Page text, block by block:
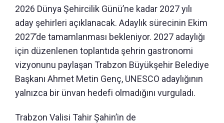
2026 Dünya Şehircilik Günü’ne kadar 2027 yılı
aday şehirleri açıklanacak. Adaylık sürecinin Ekim
2027’de tamamlanması bekleniyor. 2027 adaylığı
için düzenlenen toplantıda şehrin gastronomi
vizyonunu paylaşan Trabzon Büyükşehir Belediye
Başkanı Ahmet Metin Genç, UNESCO adaylığının
yalnızca bir ünvan hedefi olmadığını vurguladı.
Trabzon Valisi Tahir Şahin’in de